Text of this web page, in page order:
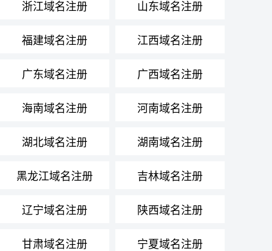
浙江域名注册 山东域名注册
福建域名注册 江西域名注册
广东域名注册 广西域名注册
海南域名注册 河南域名注册
湖北域名注册 湖南域名注册
黑龙江域名注册 吉林域名注册
辽宁域名注册 陕西域名注册
甘肃域名注册 宁夏域名注册